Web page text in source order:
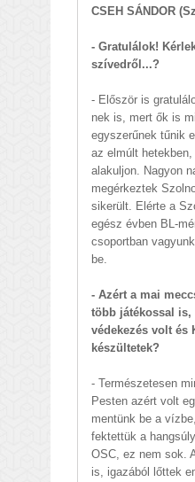
CSEH SÁNDOR
- Gratulálok!
szívedről...?
- Először is
nek is, mert ők is
egyszerűnek tűnik
az elmúlt
alakuljon. Nagyon
megérkeztek
sikerült. Elérte a
egész évben BL-
csoportban
be.
- Azért a mai
több játékossal
védekezés volt és
készültetek?
- Természetesen
Pesten azért volt
mentünk be a
fektettük a
OSC, ez nem sok.
is, igazából lőttek